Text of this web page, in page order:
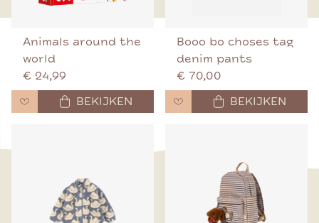
Animals around the
world
€ 24,99
BEKIJKEN
Booo bo choses tag
denim pants
€ 70,00
BEKIJKEN